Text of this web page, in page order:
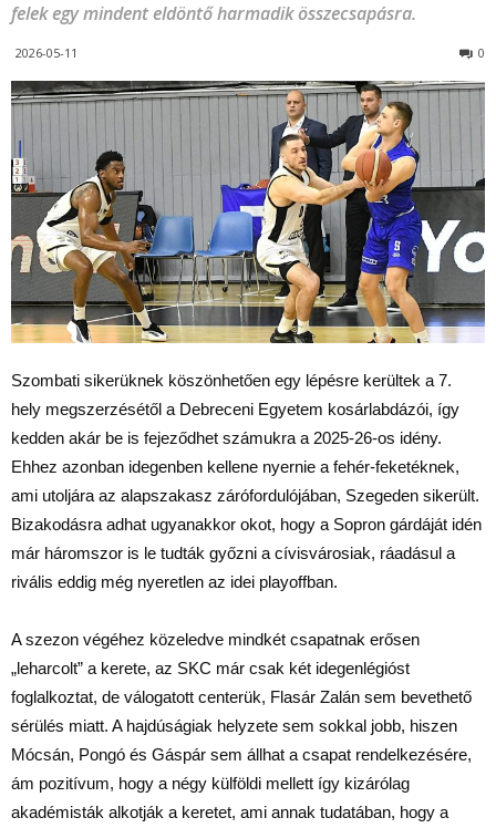
felek egy mindent eldöntő harmadik összecsapásra.
2026-05-11 0
Szombati sikerüknek köszönhetően egy lépésre kerültek a 7.
hely megszerzésétől a Debreceni Egyetem kosárlabdázói, így
kedden akár be is fejeződhet számukra a 2025-26-os idény.
Ehhez azonban idegenben kellene nyernie a fehér-feketéknek,
ami utoljára az alapszakasz zárófordulójában, Szegeden sikerült.
Bizakodásra adhat ugyanakkor okot, hogy a Sopron gárdáját idén
már háromszor is le tudták győzni a cívisvárosiak, ráadásul a
rivális eddig még nyeretlen az idei playoffban.
A szezon végéhez közeledve mindkét csapatnak erősen
„leharcolt” a kerete, az SKC már csak két idegenlégióst
foglalkoztat, de válogatott centerük, Flasár Zalán sem bevethető
sérülés miatt. A hajdúságiak helyzete sem sokkal jobb, hiszen
Mócsán, Pongó és Gáspár sem állhat a csapat rendelkezésére,
ám pozitívum, hogy a négy külföldi mellett így kizárólag
akadémisták alkotják a keretet, ami annak tudatában, hogy a